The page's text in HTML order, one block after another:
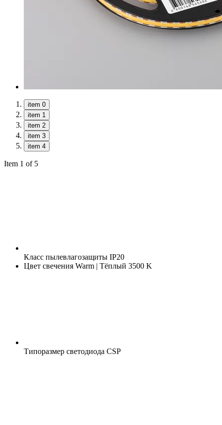
item 0
item 1
item 2
item 3
item 4
Item 1 of 5
Класс пылевлагозащиты IP20
Цвет свечения Warm | Тёплый 3500 K
Типоразмер светодиода CSP